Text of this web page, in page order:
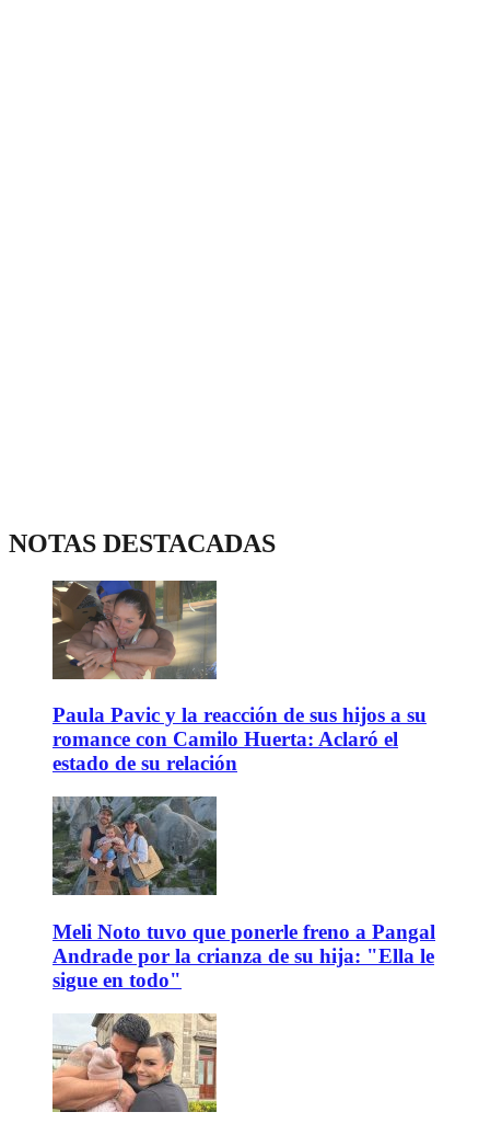
NOTAS DESTACADAS
Paula Pavic y la reacción de sus hijos a su
romance con Camilo Huerta: Aclaró el
estado de su relación
Meli Noto tuvo que ponerle freno a Pangal
Andrade por la crianza de su hija: "Ella le
sigue en todo"